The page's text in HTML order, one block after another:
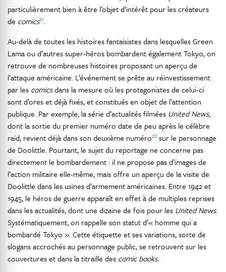
particulièrement bien à être l’objet d’intérêt pour les créateurs
de comics21.
Au-delà de toutes les histoires fantaisistes dans lesquelles Green
Lama ou d’autres super-héros bombardent également Tokyo, on
retrouve de nombreuses histoires proposant un aperçu de
l’attaque américaine. L’événement se prête au réinvestissement
par les comicsdans la mesure où les protagonistes de celui-ci
sont d’ores et déjà fixés, et constitués en objet de l’attention
publique. Par exemple, la série d’actualités filmées United News,
dont la sortie du premier numéro date de peu après le célèbre
raid, revient déjà dans son deuxième numéro22 sur le personnage
de Doolittle. Pourtant, le sujet du reportage ne concerne pas
directement le bombardement : il ne propose pas d’images de
l’action militaire elle-même, mais offre un aperçu de la visite de
Doolittle dans les usines d’armement américaines. Entre 1942 et
1945, le héros de guerre apparaît en effet à de multiples reprises
dans les actualités, dont une dizaine de fois pour les United News.
Systématiquement, on rappelle son statut d’« homme qui a
bombardé Tokyo ». Cette étiquette et ses variations, sorte de
slogans accrochés au personnage public, se retrouvent sur les
couvertures et dans la titraille des comic books.